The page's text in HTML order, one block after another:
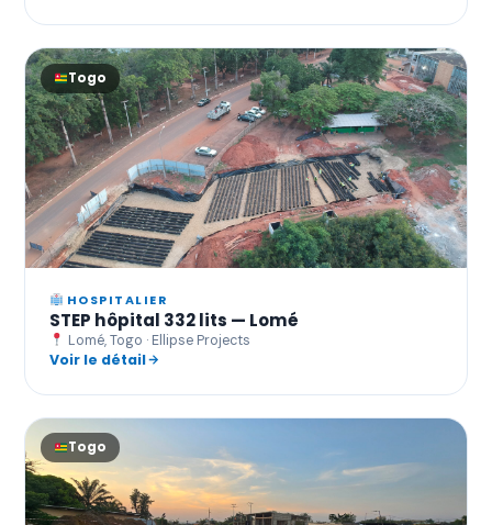
Togo
HOSPITALIER
STEP hôpital 332 lits — Lomé
Lomé, Togo · Ellipse Projects
Voir le détail
Togo